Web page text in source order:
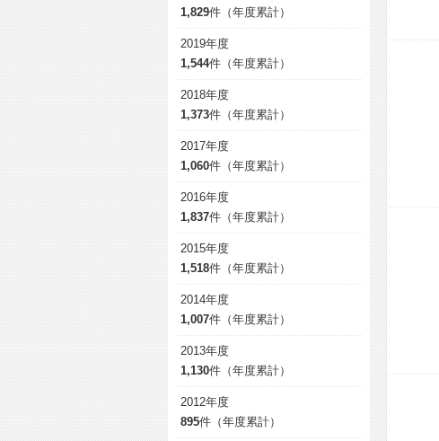
1,829件（年度累計）
2019年度
1,544件（年度累計）
2018年度
1,373件（年度累計）
2017年度
1,060件（年度累計）
2016年度
1,837件（年度累計）
2015年度
1,518件（年度累計）
2014年度
1,007件（年度累計）
2013年度
1,130件（年度累計）
2012年度
895件（年度累計）